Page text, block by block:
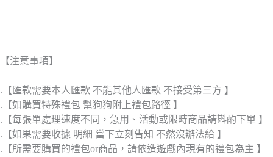
【注意事項】
.【匯款需要本人匯款 不能其他人匯款 不接受第三方 】
.【如購買特殊禮包 幫狗狗附上禮包路徑 】
.【每張單處理速度不同，急用、活動或限時商品請斟酌下單 】
.【如果需要收據 明細 當下立刻告知 不然沒辦法給 】
.【所需要購買的禮包or商品，請依造遊戲內現有的禮包為主 】